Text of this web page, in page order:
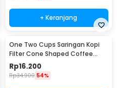
+ Keranjang
One Two Cups Saringan Kopi
Filter Cone Shaped Coffee
Dripper 1 PCS - K741
Rp16.200
Rp34.900 54%